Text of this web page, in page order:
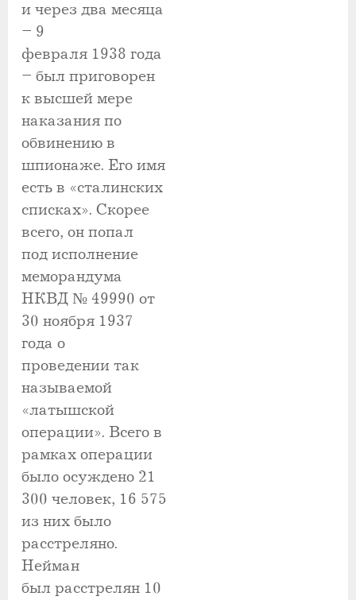
и через два месяца
– 9
февраля 1938 года
– был приговорен
к высшей мере
наказания по
обвинению в
шпионаже. Его имя
есть в «сталинских
списках». Скорее
всего, он попал
под исполнение
меморандума
НКВД № 49990 от
30 ноября 1937
года о
проведении так
называемой
«латышской
операции». Всего в
рамках операции
было осуждено 21
300 человек, 16 575
из них было
расстреляно.
Нейман
был расстрелян 10